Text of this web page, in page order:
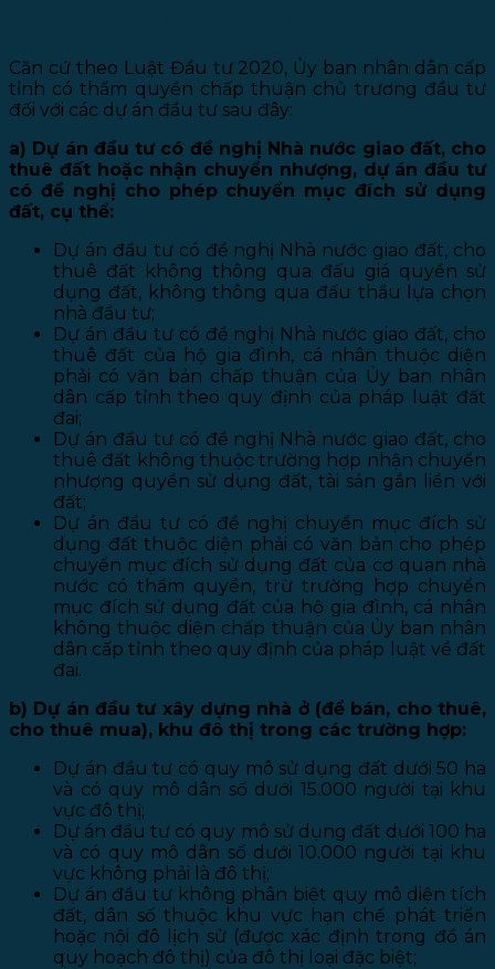
Căn cứ theo Luật Đầu tư 2020, Ủy ban nhân dân cấp
tỉnh có thẩm quyền chấp thuận chủ trương đầu tư
đối với các dự án đầu tư sau đây:
a) Dự án đầu tư có đề nghị Nhà nước giao đất, cho
thuê đất hoặc nhận chuyển nhượng, dự án đầu tư
có đề nghị cho phép chuyển mục đích sử dụng
đất, cụ thể:
Dự án đầu tư có đề nghị Nhà nước giao đất, cho
thuê đất không thông qua đấu giá quyền sử
dụng đất, không thông qua đấu thầu lựa chọn
nhà đầu tư;
Dự án đầu tư có đề nghị Nhà nước giao đất, cho
thuê đất của hộ gia đình, cá nhân thuộc diện
phải có văn bản chấp thuận của Ủy ban nhân
dân cấp tỉnh theo quy định của pháp luật đất
đai;
Dự án đầu tư có đề nghị Nhà nước giao đất, cho
thuê đất không thuộc trường hợp nhận chuyển
nhượng quyền sử dụng đất, tài sản gắn liền với
đất;
Dự án đầu tư có đề nghị chuyển mục đích sử
dụng đất thuộc diện phải có văn bản cho phép
chuyển mục đích sử dụng đất của cơ quan nhà
nước có thẩm quyền, trừ trường hợp chuyển
mục đích sử dụng đất của hộ gia đình, cá nhân
không thuộc diện chấp thuận của Ủy ban nhân
dân cấp tỉnh theo quy định của pháp luật về đất
đai.
b) Dự án đầu tư xây dựng nhà ở (để bán, cho thuê,
cho thuê mua), khu đô thị trong các trường hợp:
Dự án đầu tư có quy mô sử dụng đất dưới 50 ha
và có quy mô dân số dưới 15.000 người tại khu
vực đô thị;
Dự án đầu tư có quy mô sử dụng đất dưới 100 ha
và có quy mô dân số dưới 10.000 người tại khu
vực không phải là đô thị;
Dự án đầu tư không phân biệt quy mô diện tích
đất, dân số thuộc khu vực hạn chế phát triển
hoặc nội đô lịch sử (được xác định trong đồ án
quy hoạch đô thị) của đô thị loại đặc biệt;